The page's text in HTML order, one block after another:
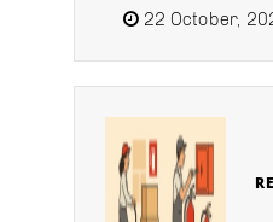
22 October,